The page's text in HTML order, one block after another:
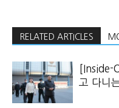
RELATED ARTICLES
[Inside-
고 다니